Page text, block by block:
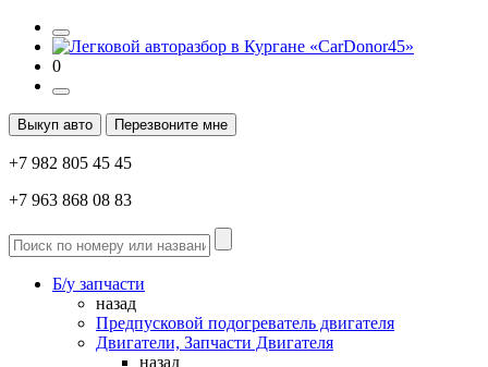
0
Выкуп авто Перезвоните мне
+7 982 805 45 45
+7 963 868 08 83
Б/у запчасти
назад
Предпусковой подогреватель двигателя
Двигатели, Запчасти Двигателя
назад